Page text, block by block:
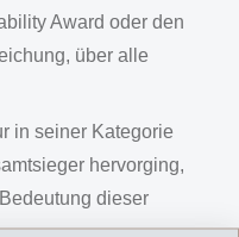
Award oder den
über alle
in seiner Kategorie
hervorging,
dieser